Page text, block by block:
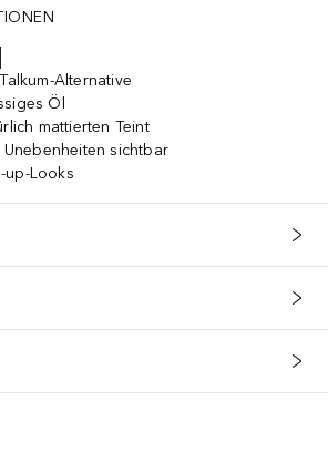
Alternative
Öl
mattierten Teint
sichtbar
up-Looks